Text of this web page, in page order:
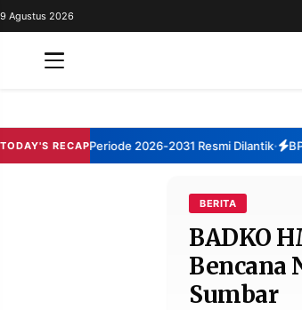
REDAKSI
9 Agustus 2026
TODAY'S RECAP
Sumenep Periode 2026-2031 Resmi Dilantik • BPS:
BERITA
BADKO
Bencana
Sumbar